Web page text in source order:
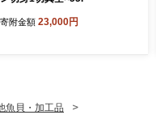
寄附金額 23,000円
魚貝・加工品